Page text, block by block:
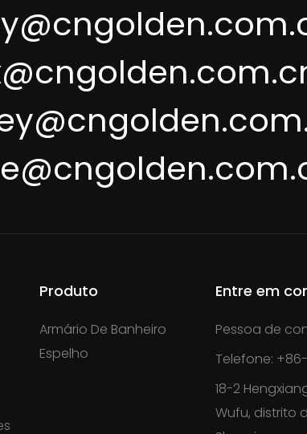
Produto
Armário De Banheiro
Espelho
Entre em
Pessoa de
Telefone: +86-
18-2
Wufu, distrito